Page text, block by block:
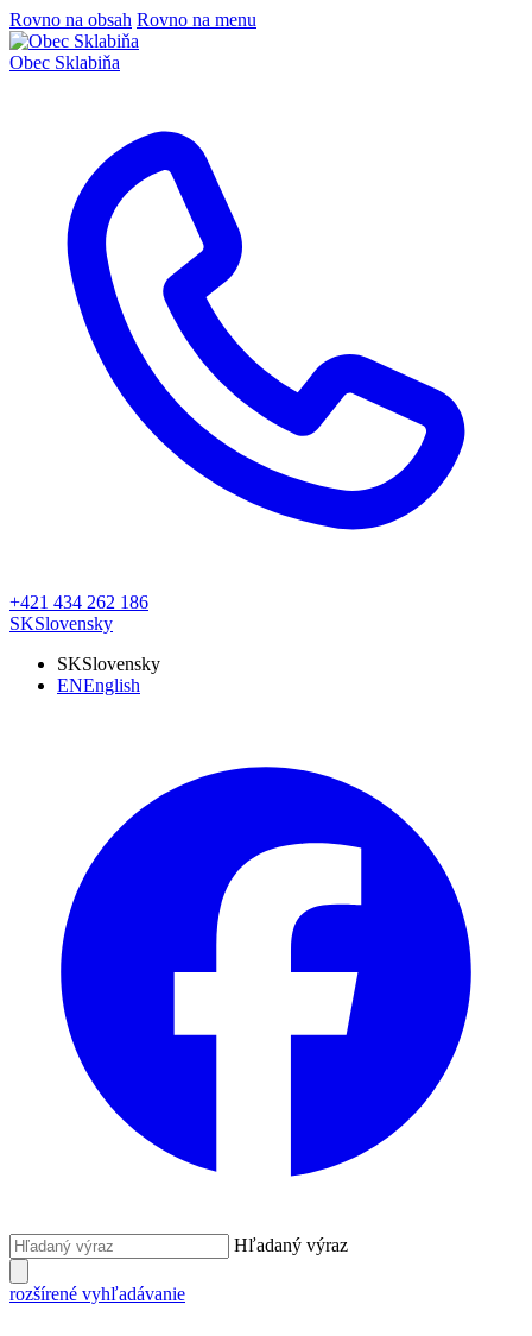
Rovno na obsah Rovno na menu
Obec Sklabiňa
+421 434 262 186
SKSlovensky
SKSlovensky
ENEnglish
Hľadaný výraz
rozšírené vyhľadávanie